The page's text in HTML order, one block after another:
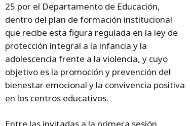
25 por el Departamento de Educación,
dentro del plan de formación institucional
que recibe esta figura regulada en la ley de
protección integral a la infancia y la
adolescencia frente a la violencia, y cuyo
objetivo es la promoción y prevención del
bienestar emocional y la convivencia positiva
en los centros educativos.